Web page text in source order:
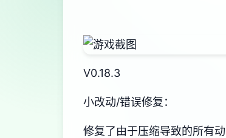
V0.18.3
小改动/错误修复：
修复了由于压缩导致的所有